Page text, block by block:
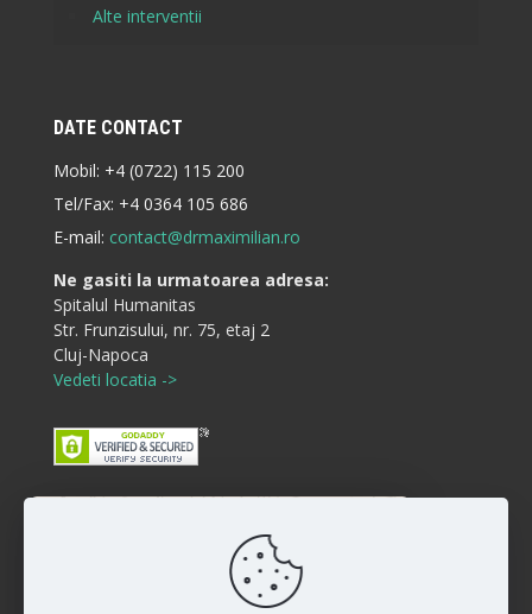
Alte interventii
DATE CONTACT
Mobil: +4 (0722) 115 200
Tel/Fax: +4 0364 105 686
E-mail: contact@drmaximilian.ro
Ne gasiti la urmatoarea adresa:
Spitalul Humanitas
Str. Frunzisului, nr. 75, etaj 2
Cluj-Napoca
Vedeti locatia ->
Rezultatele interventiilor pot diferi de la persoana la
Buna ziua! Cum va putem ajuta?